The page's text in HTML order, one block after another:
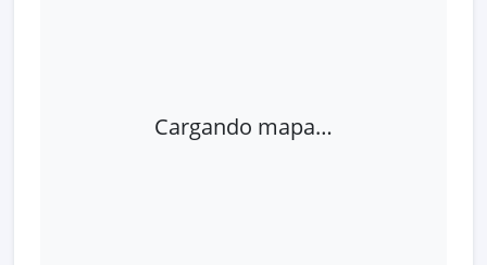
Cargando mapa…